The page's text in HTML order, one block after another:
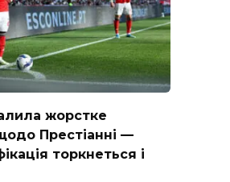
жорстке
Престіанні —
торкнеться і